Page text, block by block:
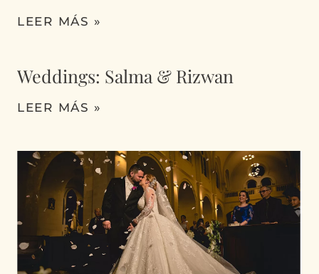
LEER MÁS »
Weddings: Salma & Rizwan
LEER MÁS »